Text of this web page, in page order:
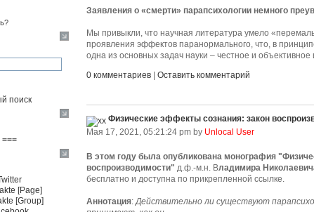
поиск
===
[Page]
[Group]
Заявления о «смерти» парапсихологии немного
Мы привыкли, что научная литература умело
проявления эффектов паранормального, что, в
одна из основных задач науки – честное и
0 комментариев |Оставить комментарий
Физические эффекты сознания: закон
Мая 17, 2021, 05:21:24 pm by Unlocal User
В этом году была опубликована монография
воспроизводимости"д.ф.-м.н. Владимира
бесплатно и доступна по прикрепленной ссылке.
Аннотация:Действительно ли существуют